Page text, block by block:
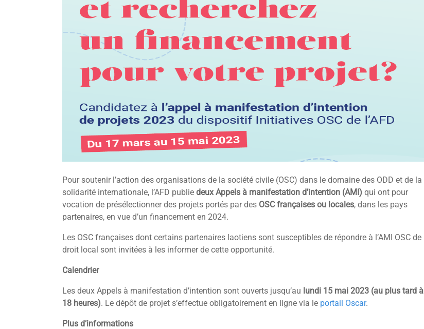
Pour soutenir l’action des organisations de la société civile (OSC) dans le domaine des ODD et de la
solidarité internationale, l’AFD publie deux Appels à manifestation d’intention (AMI) qui ont pour
vocation de présélectionner des projets portés par des OSC françaises ou locales, dans les pays
partenaires, en vue d’un financement en 2024.
Les OSC françaises dont certains partenaires laotiens sont susceptibles de répondre à l’AMI OSC de
droit local sont invitées à les informer de cette opportunité.
Calendrier
Les deux Appels à manifestation d’intention sont ouverts jusqu’au lundi 15 mai 2023 (au plus tard à
18 heures). Le dépôt de projet s’effectue obligatoirement en ligne via le portail Oscar.
Plus d’informations